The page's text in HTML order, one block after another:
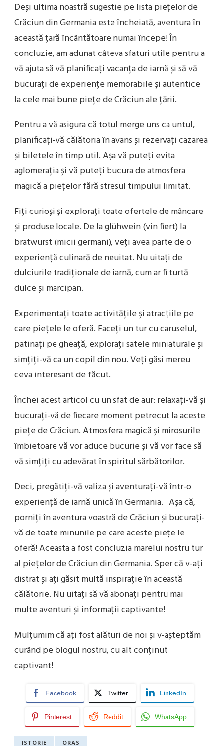
Deși ultima noastră sugestie pe lista piețelor de
Crăciun din Germania este încheiată, aventura în
această țară încântătoare numai începe! În
concluzie, am adunat câteva sfaturi utile pentru a
vă ajuta să vă planificați vacanța de iarnă și să vă
bucurați de experiențe memorabile și autentice
la cele mai bune piețe de Crăciun ale țării.
Pentru a vă asigura că totul merge uns ca untul,
planificați-vă călătoria în avans și rezervați cazarea
și biletele în timp util. Așa vă puteți evita
aglomerația și vă puteți bucura de atmosfera
magică a piețelor fără stresul timpului limitat.
Fiți curioși și explorați toate ofertele de mâncare
și produse locale. De la glühwein (vin fiert) la
bratwurst (micii germani), veți avea parte de o
experiență culinară de neuitat. Nu uitați de
dulciurile tradiționale de iarnă, cum ar fi turtă
dulce și marcipan.
Experimentați toate activitățile și atracțiile pe
care piețele le oferă. Faceți un tur cu caruselul,
patinați pe gheață, explorați satele miniaturale și
simțiți-vă ca un copil din nou. Veți găsi mereu
ceva interesant de făcut.
Închei acest articol cu un sfat de aur: relaxați-vă și
bucurați-vă de fiecare moment petrecut la aceste
piețe de Crăciun. Atmosfera magică și mirosurile
îmbietoare vă vor aduce bucurie și vă vor face să
vă simțiți cu adevărat în spiritul sărbătorilor.
Deci, pregătiți-vă valiza și aventurați-vă într-o
experiență de iarnă unică în Germania. Așa că,
porniți în aventura voastră de Crăciun și bucurați-
vă de toate minunile pe care aceste piețe le
oferă! Aceasta a fost concluzia marelui nostru tur
al piețelor de Crăciun din Germania. Sper că v-ați
distrat și ați găsit multă inspirație în această
călătorie. Nu uitați să vă abonați pentru mai
multe aventuri și informații captivante!
Mulțumim că ați fost alături de noi și v-așteptăm
curând pe blogul nostru, cu alt conținut
captivant!
Facebook Twitter LinkedIn
Pinterest Reddit WhatsApp
ISTORIE ORAS